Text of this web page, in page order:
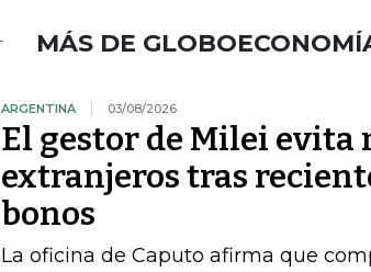
MÁS DE
ARGENTINA 03/08/2026
El gestor de Milei evita
extranjeros tras
bonos
La oficina de Caputo afirma que